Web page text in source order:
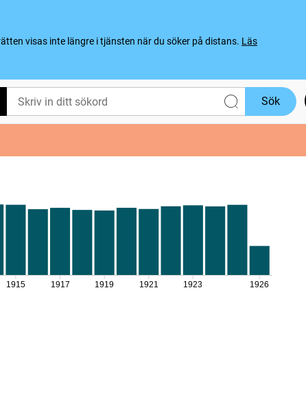
visas inte längre i tjänsten när du söker på distans. Läs
Sök
1915 1917 1919 1921 1923 1926